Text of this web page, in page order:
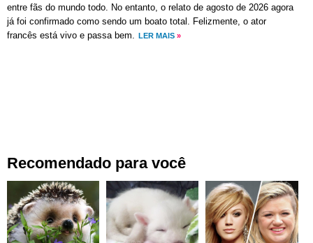
entre fãs do mundo todo. No entanto, o relato de agosto de 2026 agora
já foi confirmado como sendo um boato total. Felizmente, o ator
francês está vivo e passa bem.
LER MAIS »
Recomendado para você